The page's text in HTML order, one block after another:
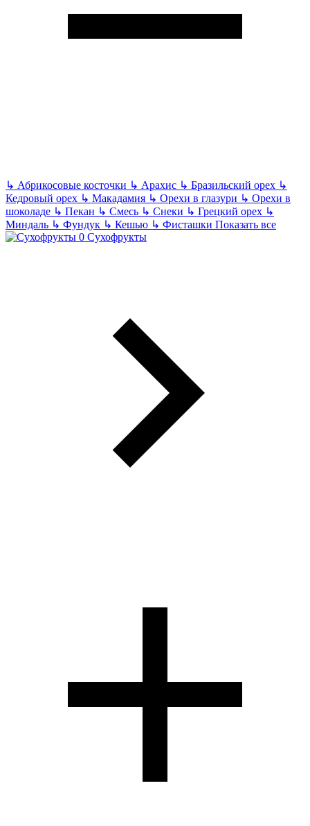
↳ Абрикосовые косточки ↳ Арахис ↳ Бразильский орех ↳
Кедровый орех ↳ Макадамия ↳ Орехи в глазури ↳ Орехи в
шоколаде ↳ Пекан ↳ Смесь ↳ Снеки ↳ Грецкий орех ↳
Миндаль ↳ Фундук ↳ Кешью ↳ Фисташки Показать все
Сухофрукты